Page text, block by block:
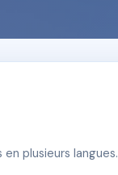
plusieurs langues.